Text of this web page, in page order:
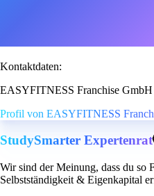
Kontaktdaten:
EASYFITNESS Franchise
Profil von EASYFITNESS
StudySmarter Expertenrat
Wir sind der Meinung, dass du so
Selbstständigkeit & Eigenkapital